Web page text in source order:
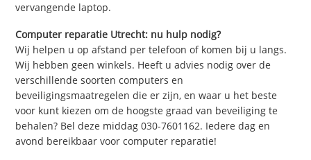
vervangende laptop.
Computer reparatie Utrecht: nu hulp nodig?
Wij helpen u op afstand per telefoon of komen bij u langs.
Wij hebben geen winkels. Heeft u advies nodig over de
verschillende soorten computers en
beveiligingsmaatregelen die er zijn, en waar u het beste
voor kunt kiezen om de hoogste graad van beveiliging te
behalen? Bel deze middag 030-7601162. Iedere dag en
avond bereikbaar voor computer reparatie!